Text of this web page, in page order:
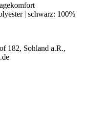
| schwarz: 100%
182, Sohland a.R.,